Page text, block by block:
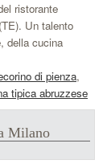
ristorante
Un talento
della cucina
di pienza,
tipica abruzzese
Milano